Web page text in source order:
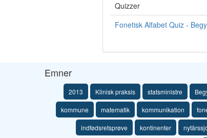
Quizzer
Fonetisk Alfabet Quiz -
Emner
2013 Klinisk praksis statsministre
kommune matematik kommunikation
indfødsretsprøve kontinenter